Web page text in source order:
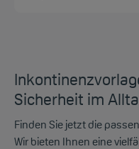
Sicherheit im
Finden Sie jetzt die
Wir bieten Ihnen eine